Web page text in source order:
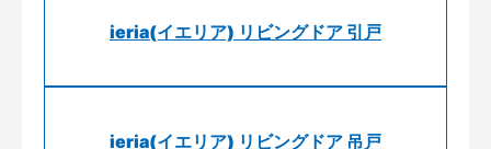
ieria(イエリア) リビングドア 引戸
ieria(イエリア) リビングドア 吊戸